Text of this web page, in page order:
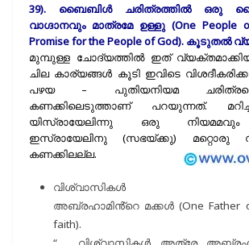
39). ബൈബിൾ ചരിത്രത്തിൽ ഒരു
വാഗ്ദാനവും മാത്രമേ ഉള്ളു (One People
Promise for the People of God). കൂടുതൽ
മുമ്പുള്ള ചോദ്യത്തിൽ ഇത്
ചില കാര്യങ്ങൾ കൂടി ഇവിടെ
പഴയ – പുതിയനിയമ
കണക്കിലെടുത്താണ് പറയുന്നത്.
യിസ്രായേലിന്നു ഒരു
ഇസ്രായേലിനു (സഭയ്ക്കു) മറ്റൊരു
കണക്കിലല്ല.
വിശ്വാസികൾ
അബ്രഹാമിൻ്റെ മക്കൾ (One Father
faith).